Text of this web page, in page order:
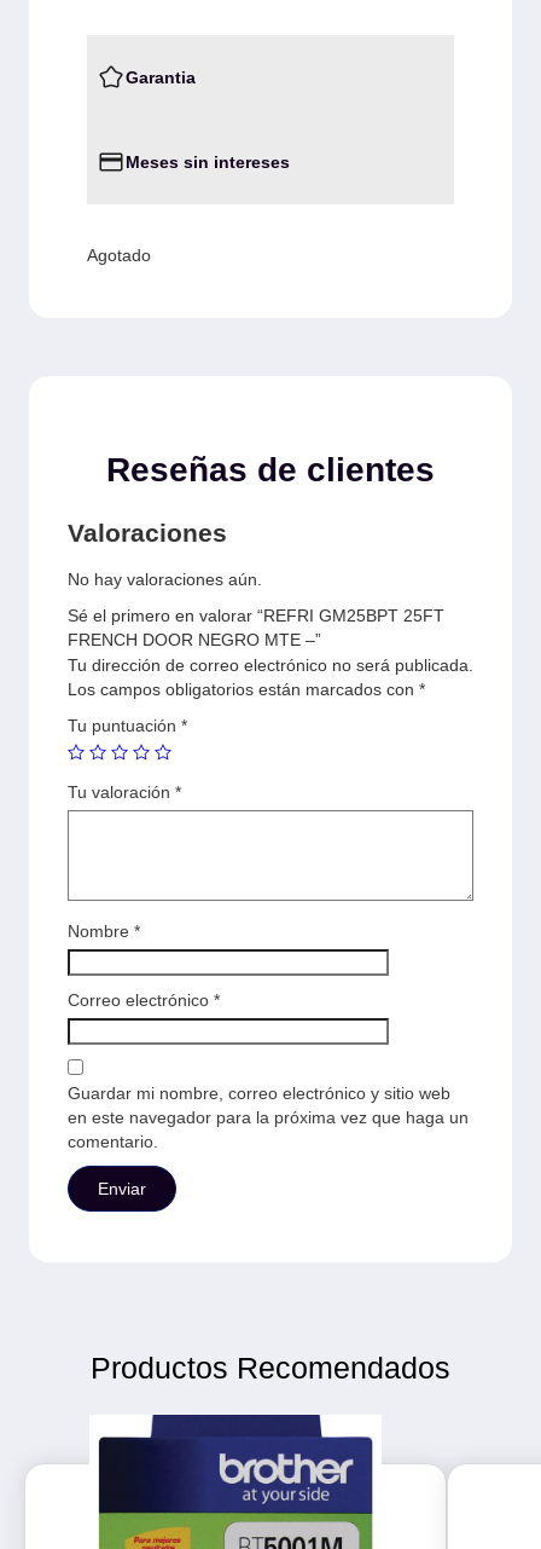
Garantia
Meses sin intereses
Agotado
Reseñas de clientes
Valoraciones
No hay valoraciones aún.
Sé el primero en valorar “REFRI GM25BPT 25FT
FRENCH DOOR NEGRO MTE –”
Tu dirección de correo electrónico no será publicada.
Los campos obligatorios están marcados con *
Tu puntuación *
Tu valoración *
Nombre *
Correo electrónico *
Guardar mi nombre, correo electrónico y sitio web
en este navegador para la próxima vez que haga un
comentario.
Productos Recomendados